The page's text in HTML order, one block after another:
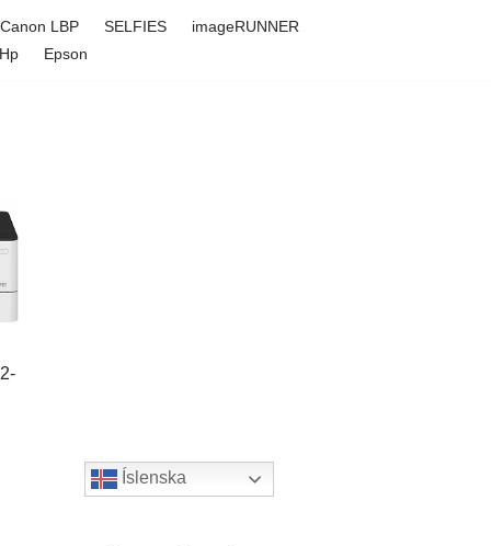
Canon LBP SELFIES
imageRUNNER
Epson
Íslenska